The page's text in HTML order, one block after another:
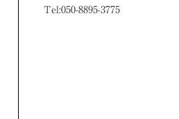
Tel:050-8895-3775